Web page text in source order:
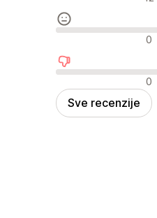
Neutralne recenzije
0
Negativne recenzije
0
Sve recenzije